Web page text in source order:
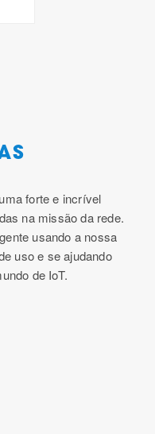
forte e incrível
na missão da rede.
usando a nossa
uso e se ajudando
de IoT.